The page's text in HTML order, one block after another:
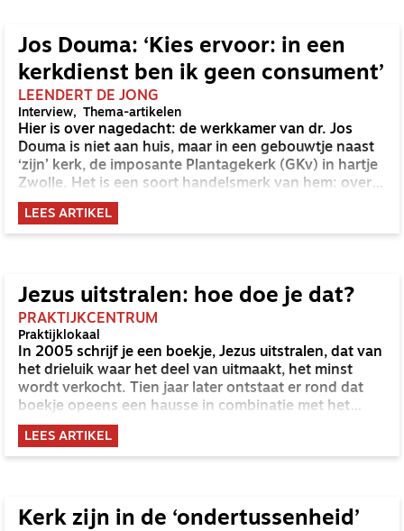
Jos Douma: ‘Kies ervoor: in een
kerkdienst ben ik geen consument’
LEENDERT DE JONG
Interview Thema-artikelen
Hier is over nagedacht: de werkkamer van dr. Jos
Douma is niet aan huis, maar in een gebouwtje naast
‘zijn’ kerk, de imposante Plantagekerk (GKv) in hartje
Zwolle. Het is een soort handelsmerk van hem: over
veel dingen nadenken. Hij schrijft daar boeken over
(die in een behoefte voorzien). En hij werkt, net zo
doordacht, aan presentie op internet en in de sociale
LEES ARTIKEL
Jezus uitstralen: hoe doe je dat?
PRAKTIJKCENTRUM
Praktijklokaal
In 2005 schrijf je een boekje, Jezus uitstralen, dat van
het drieluik waar het deel van uitmaakt, het minst
wordt verkocht. Tien jaar later ontstaat er rond dat
boekje opeens een hausse in combinatie met het
thema discipelschap. Dat overkwam GKv-predikant
Jos Douma dit jaar.
LEES ARTIKEL
Kerk zijn in de ‘ondertussenheid’